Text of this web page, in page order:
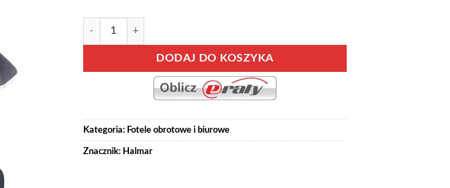
ilość MATRIX biało-popielaty
DODAJ DO KOSZYKA
Alternative:
Kategoria: Fotele obrotowe i biurowe
Znacznik: Halmar